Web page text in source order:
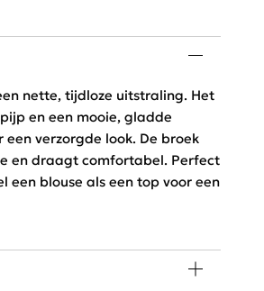
nette, tijdloze uitstraling. Het
en een mooie, gladde
verzorgde look. De broek
en draagt comfortabel. Perfect
een blouse als een top voor een